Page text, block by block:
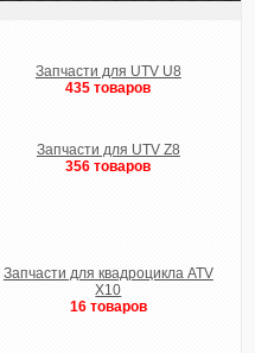
Запчасти для UTV U8
435 товаров
Запчасти для UTV Z8
356 товаров
Запчасти для квадроцикла ATV
X10
16 товаров